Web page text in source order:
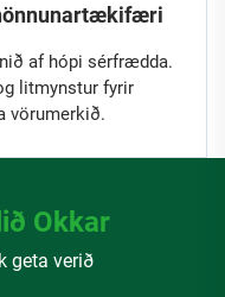
af hópi sérfrædda.
litmynstur fyrir
vörumerkið.
Okkar
geta verið